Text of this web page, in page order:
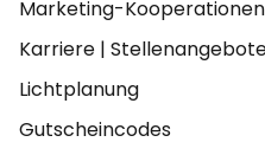
Marketing-Kooperationen
Karriere |
Lichtplanung
Gutscheincodes